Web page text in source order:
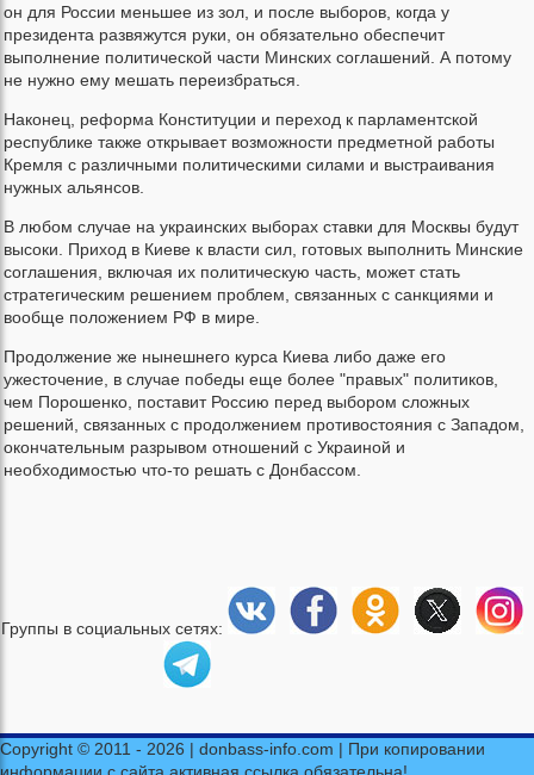
он для России меньшее из зол, и после выборов, когда у
президента развяжутся руки, он обязательно обеспечит
выполнение политической части Минских соглашений. А потому
не нужно ему мешать переизбраться.
Наконец, реформа Конституции и переход к парламентской
республике также открывает возможности предметной работы
Кремля с различными политическими силами и выстраивания
нужных альянсов.
В любом случае на украинских выборах ставки для Москвы будут
высоки. Приход в Киеве к власти сил, готовых выполнить Минские
соглашения, включая их политическую часть, может стать
стратегическим решением проблем, связанных с санкциями и
вообще положением РФ в мире.
Продолжение же нынешнего курса Киева либо даже его
ужесточение, в случае победы еще более "правых" политиков,
чем Порошенко, поставит Россию перед выбором сложных
решений, связанных с продолжением противостояния с Западом,
окончательным разрывом отношений с Украиной и
необходимостью что-то решать с Донбассом.
Группы в социальных сетях:
Copyright © 2011 - 2026 | donbass-info.com | При копировании
информации с сайта активная ссылка обязательна!